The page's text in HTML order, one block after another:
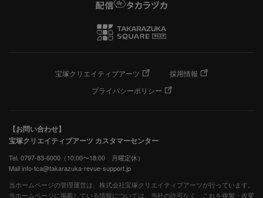
宝塚クリエイティブアーツ
採用情報
プライバシーポリシー
【お問い合わせ】
宝塚クリエイティブアーツ カスタマーセンター
Tel. 0797-83-6000（10:00〜18:00 月曜定休）
Mail info-tca@takarazuka-revue-support.jp
当ホームページの管理運営は、株式会社宝塚クリエイティブアーツが行っています。
当ホームページに掲載している情報については、当社の許可なく、これを複製・改変